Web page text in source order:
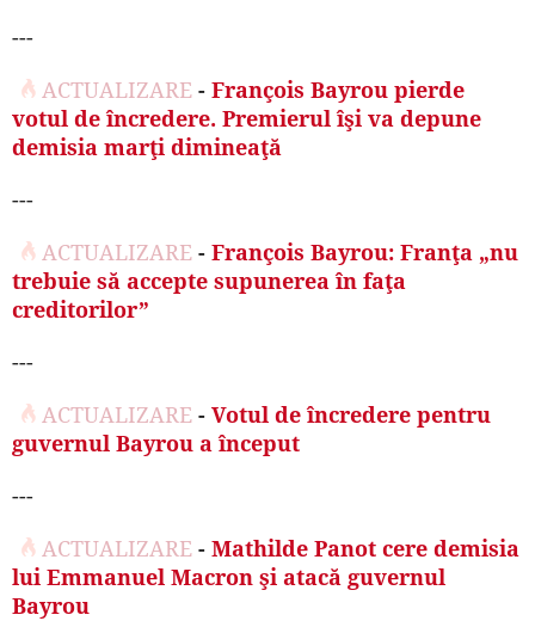
---
ACTUALIZARE - François Bayrou pierde
votul de încredere. Premierul îşi va depune
demisia marţi dimineaţă
---
ACTUALIZARE - François Bayrou: Franţa „nu
trebuie să accepte supunerea în faţa
creditorilor”
---
ACTUALIZARE - Votul de încredere pentru
guvernul Bayrou a început
---
ACTUALIZARE - Mathilde Panot cere demisia
lui Emmanuel Macron şi atacă guvernul
Bayrou